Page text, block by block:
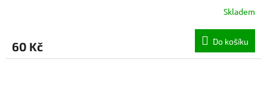
Skladem
60 Kč Do košíku